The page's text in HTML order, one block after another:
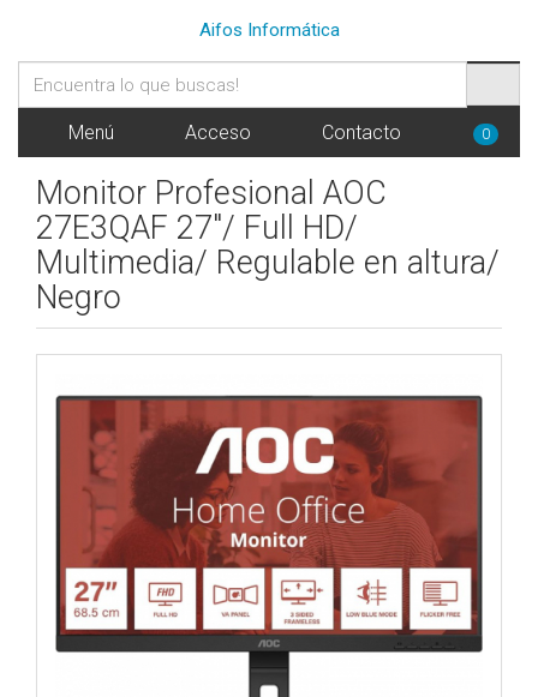
Aifos Informática
Menú Acceso Contacto 0
Monitor Profesional AOC
27E3QAF 27"/ Full HD/
Multimedia/ Regulable en altura/
Negro